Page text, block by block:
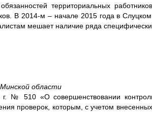
территориальных
В 2014-м – начале 2015 года в
мешает наличие ряда
области
№ 510 «О совершенствовании
проверок, которым, с учетом